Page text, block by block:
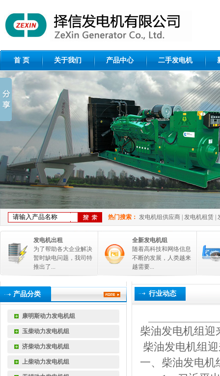
首 页 关于我们 产品中心 二手发电机
热门搜索： 发电机组供应商 发电机租赁
发电机出租
为了帮助各大企业解决
暂时缺电问题，我司特
推出了...
全新发电机组
随着高科技和网络信息
不断的发展，人类越来
越需要...
产品分类
康明斯动力发电机组
玉柴动力发电机组
济柴动力发电机组
上柴动力发电机组
行业动态
柴油发电机组迎
柴油发电机组
一、柴油发电机